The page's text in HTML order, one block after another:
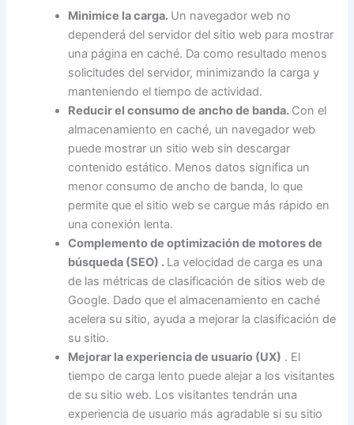
Minimice la carga. Un navegador web no
dependerá del servidor del sitio web para mostrar
una página en caché. Da como resultado menos
solicitudes del servidor, minimizando la carga y
manteniendo el tiempo de actividad.
Reducir el consumo de ancho de banda. Con el
almacenamiento en caché, un navegador web
puede mostrar un sitio web sin descargar
contenido estático. Menos datos significa un
menor consumo de ancho de banda, lo que
permite que el sitio web se cargue más rápido en
una conexión lenta.
Complementode optimización de motores de
búsqueda (SEO) . La velocidad de carga es una
de las métricas de clasificación de sitios web de
Google. Dado que el almacenamiento en caché
acelera su sitio, ayuda a mejorar la clasificación de
su sitio.
Mejorar la experiencia de usuario (UX) . El
tiempo de carga lento puede alejar a los visitantes
de su sitio web. Los visitantes tendrán una
experiencia de usuario más agradable si su sitio